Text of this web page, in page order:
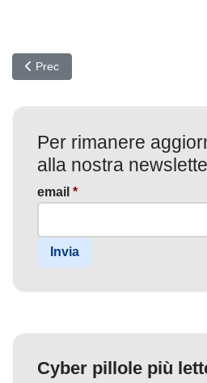
Articolo precedente: Cambia la
Prec
Per rimanere
alla nostra
email *
Invia
Cyber pillole più